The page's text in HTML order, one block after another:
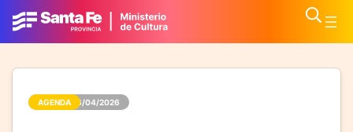
AGENDA 06/04/2026